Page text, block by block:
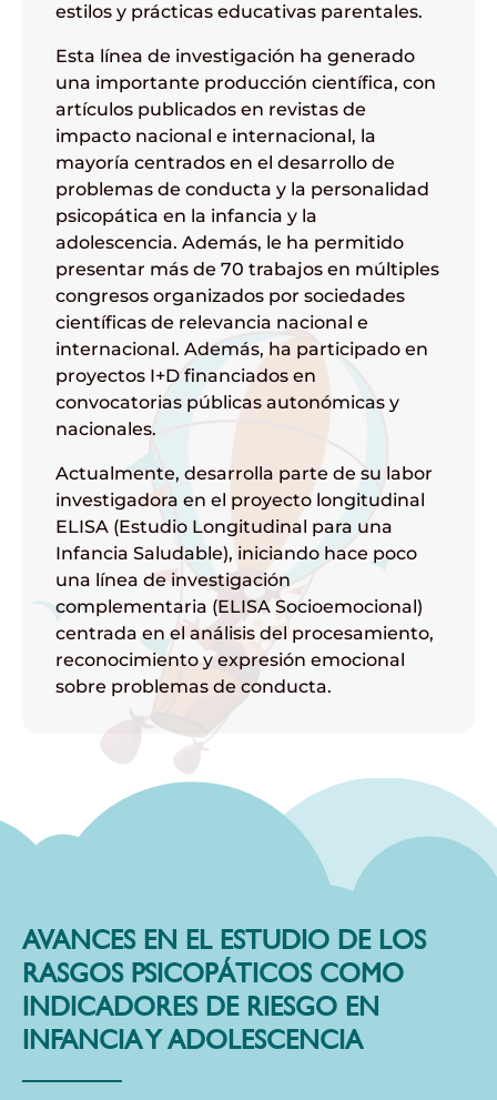
estilos y prácticas educativas parentales.
Esta línea de investigación ha generado
una importante producción científica, con
artículos publicados en revistas de
impacto nacional e internacional, la
mayoría centrados en el desarrollo de
problemas de conducta y la personalidad
psicopática en la infancia y la
adolescencia. Además, le ha permitido
presentar más de 70 trabajos en múltiples
congresos organizados por sociedades
científicas de relevancia nacional e
internacional. Además, ha participado en
proyectos I+D financiados en
convocatorias públicas autonómicas y
nacionales.
Actualmente, desarrolla parte de su labor
investigadora en el proyecto longitudinal
ELISA (Estudio Longitudinal para una
Infancia Saludable), iniciando hace poco
una línea de investigación
complementaria (ELISA Socioemocional)
centrada en el análisis del procesamiento,
reconocimiento y expresión emocional
sobre problemas de conducta.
AVANCES EN EL ESTUDIO DE LOS
RASGOS PSICOPÁTICOS COMO
INDICADORES DE RIESGO EN
INFANCIA Y ADOLESCENCIA